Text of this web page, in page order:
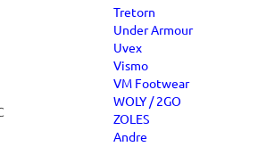
Tretorn
Under Armour
Uvex
Vismo
VM Footwear
WOLY / 2GO
ZOLES
Andre